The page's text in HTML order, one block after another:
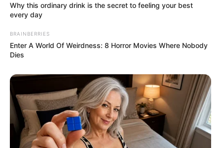
Why this ordinary drink is the secret to feeling your best
every day
BRAINBERRIES
Enter A World Of Weirdness: 8 Horror Movies Where Nobody
Dies